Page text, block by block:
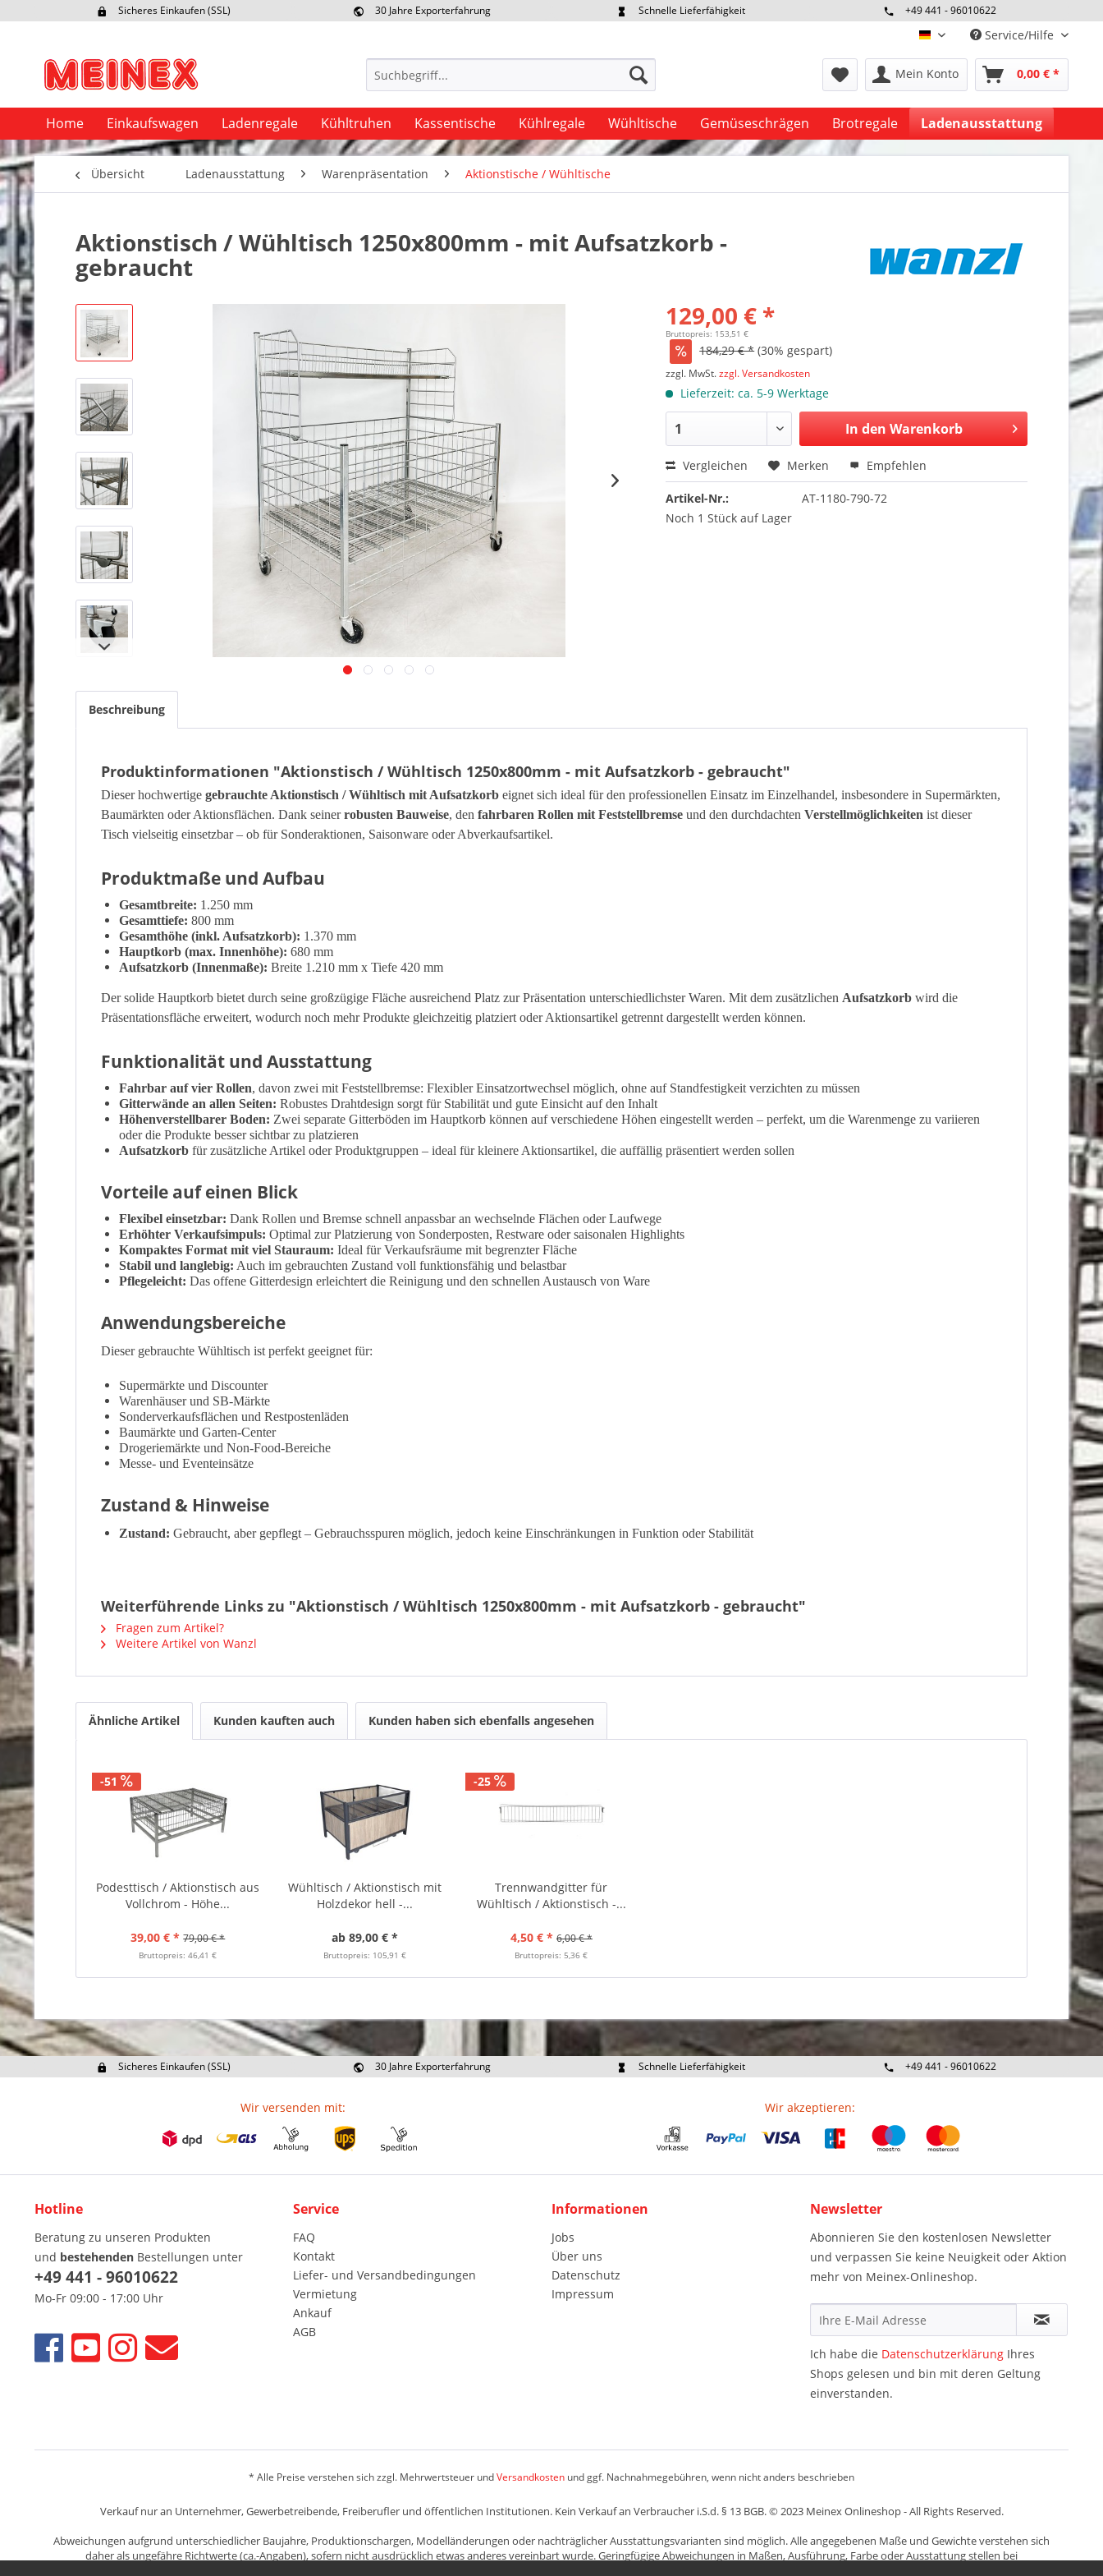
Sicheres Einkaufen (SSL)
30 Jahre Exporterfahrung
Schnelle Lieferfähigkeit
+49 441 - 96010622
deutsch Service/Hilfe
Mein Konto 0,00 € *
Home Einkaufswagen Ladenregale Kühltruhen Kassentische Kühlregale Wühltische Gemüseschrägen Brotregale Ladenausstattung
Übersicht Ladenausstattung Warenpräsentation Aktionstische / Wühltische
Aktionstisch / Wühltisch 1250x800mm - mit Aufsatzkorb -
gebraucht
129,00 € *
Bruttopreis: 153,51 €
184,29 € * (30% gespart)
zzgl. MwSt.zzgl. Versandkosten
Lieferzeit: ca. 5-9 Werktage
In den Warenkorb
Vergleichen Merken Empfehlen
Artikel-Nr.:
AT-1180-790-72
Noch 1 Stück auf Lager
Beschreibung
Produktinformationen "Aktionstisch / Wühltisch 1250x800mm - mit Aufsatzkorb - gebraucht"
Dieser hochwertige gebrauchte Aktionstisch / Wühltisch mit Aufsatzkorb eignet sich ideal für den professionellen Einsatz im Einzelhandel, insbesondere in Supermärkten,
Baumärkten oder Aktionsflächen. Dank seinerrobusten Bauweise, den fahrbaren Rollen mit Feststellbremse und den durchdachten Verstellmöglichkeiten ist dieser
Tisch vielseitig einsetzbar – ob für Sonderaktionen, Saisonware oder Abverkaufsartikel.
Produktmaße und Aufbau
Gesamtbreite: 1.250 mm
Gesamttiefe: 800 mm
Gesamthöhe (inkl. Aufsatzkorb): 1.370 mm
Hauptkorb (max. Innenhöhe): 680 mm
Aufsatzkorb (Innenmaße): Breite 1.210 mm x Tiefe 420 mm
Der solide Hauptkorb bietet durch seine großzügige Fläche ausreichend Platz zur Präsentation unterschiedlichster Waren. Mit dem zusätzlichen Aufsatzkorb wird die
Präsentationsfläche erweitert, wodurch noch mehr Produkte gleichzeitig platziert oder Aktionsartikel getrennt dargestellt werden können.
Funktionalität und Ausstattung
Fahrbar auf vier Rollen, davon zwei mit Feststellbremse: Flexibler Einsatzortwechsel möglich, ohne auf Standfestigkeit verzichten zu müssen
Gitterwände an allen Seiten: Robustes Drahtdesign sorgt für Stabilität und gute Einsicht auf den Inhalt
Höhenverstellbarer Boden: Zwei separate Gitterböden im Hauptkorb können auf verschiedene Höhen eingestellt werden – perfekt, um die Warenmenge zu variieren
oder die Produkte besser sichtbar zu platzieren
Aufsatzkorb für zusätzliche Artikel oder Produktgruppen – ideal für kleinere Aktionsartikel, die auffällig präsentiert werden sollen
Vorteile auf einen Blick
Flexibel einsetzbar: Dank Rollen und Bremse schnell anpassbar an wechselnde Flächen oder Laufwege
Erhöhter Verkaufsimpuls: Optimal zur Platzierung von Sonderposten, Restware oder saisonalen Highlights
Kompaktes Format mit viel Stauraum: Ideal für Verkaufsräume mit begrenzter Fläche
Stabil und langlebig: Auch im gebrauchten Zustand voll funktionsfähig und belastbar
Pflegeleicht: Das offene Gitterdesign erleichtert die Reinigung und den schnellen Austausch von Ware
Anwendungsbereiche
Dieser gebrauchte Wühltisch ist perfekt geeignet für:
Supermärkte und Discounter
Warenhäuser und SB-Märkte
Sonderverkaufsflächen und Restpostenläden
Baumärkte und Garten-Center
Drogeriemärkte und Non-Food-Bereiche
Messe- und Eventeinsätze
Zustand & Hinweise
Zustand: Gebraucht, aber gepflegt – Gebrauchsspuren möglich, jedoch keine Einschränkungen in Funktion oder Stabilität
Weiterführende Links zu "Aktionstisch / Wühltisch 1250x800mm - mit Aufsatzkorb - gebraucht"
Fragen zum Artikel?
Weitere Artikel von Wanzl
Ähnliche Artikel Kunden kauften auch Kunden haben sich ebenfalls angesehen
-51
Podesttisch / Aktionstisch aus
Vollchrom - Höhe...
39,00 € * 79,00 € *
Bruttopreis: 46,41 €
Wühltisch / Aktionstisch mit
Holzdekor hell -...
ab 89,00 € *
Bruttopreis: 105,91 €
-25
Trennwandgitter für
Wühltisch / Aktionstisch -...
4,50 € * 6,00 € *
Bruttopreis: 5,36 €
Sicheres Einkaufen (SSL)
30 Jahre Exporterfahrung
Schnelle Lieferfähigkeit
+49 441 - 96010622
Wir versenden mit: Wir akzeptieren:
Hotline
Beratung zu unseren Produkten
und bestehenden Bestellungen unter
+49 441 - 96010622
Mo-Fr 09:00 - 17:00 Uhr
Service
FAQ
Kontakt
Liefer- und Versandbedingungen
Vermietung
Ankauf
AGB
Informationen
Jobs
Über uns
Datenschutz
Impressum
Newsletter
Abonnieren Sie den kostenlosen Newsletter
und verpassen Sie keine Neuigkeit oder Aktion
mehr von Meinex-Onlineshop.
Ich habe die Datenschutzerklärung Ihres
Shops gelesen und bin mit deren Geltung
einverstanden.
* Alle Preise verstehen sich zzgl. Mehrwertsteuer undVersandkosten und ggf. Nachnahmegebühren, wenn nicht anders beschrieben
Verkauf nur an Unternehmer, Gewerbetreibende, Freiberufler und öffentlichen Institutionen. Kein Verkauf an Verbraucher i.S.d. § 13 BGB. © 2023 Meinex Onlineshop - All Rights Reserved.
Abweichungen aufgrund unterschiedlicher Baujahre, Produktionschargen, Modelländerungen oder nachträglicher Ausstattungsvarianten sind möglich. Alle angegebenen Maße und Gewichte verstehen sich
daher als ungefähre Richtwerte (ca.-Angaben), sofern nicht ausdrücklich etwas anderes vereinbart wurde. Geringfügige Abweichungen in Maßen, Ausführung, Farbe oder Ausstattung stellen bei